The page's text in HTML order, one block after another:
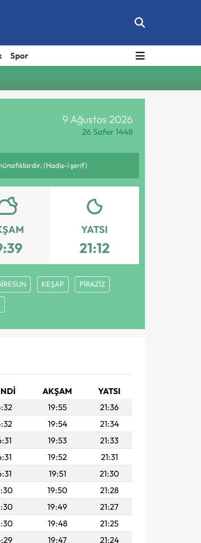
Spor
9 Ağustos 2026
26 Safer 1448
(Hadis-i şerif)
YATSI
21:12
KEŞAP PİRAZİZ
AKŞAM
YATSI
19:55
21:36
19:54
21:34
19:53
21:33
19:52
21:31
19:51
21:30
19:50
21:28
19:49
21:27
19:48
21:25
19:47
21:24